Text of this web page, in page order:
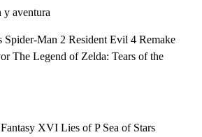
y aventura
Spider-Man 2 Resident Evil 4 Remake
The Legend of Zelda: Tears of the
XVI Lies of P Sea of Stars